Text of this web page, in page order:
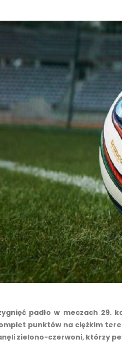
padło w meczach 29.
punktów na ciężkim
zielono-czerwoni, którzy